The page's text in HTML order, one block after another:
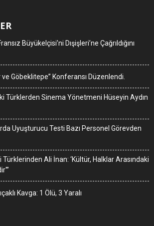
Büyükelçisi’ni Dışişleri’ne Çağrıldığını
ve Göbeklitepe” Konferansı Düzenlendi.
Türklerden Sinema Yönetmeni Hüseyin Aydın
Uyuşturucu Testi Bazı Personel Görevden
Türklerinden Ali İnan: ‘Kültür, Halklar Arasındaki
Kavga: 1 Ölü, 3 Yaralı